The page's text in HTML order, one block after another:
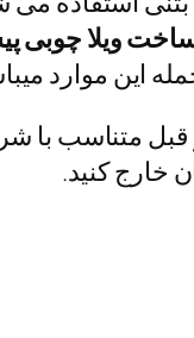
ویلا چوبی
این موارد
متناسب با
خارج کنید.